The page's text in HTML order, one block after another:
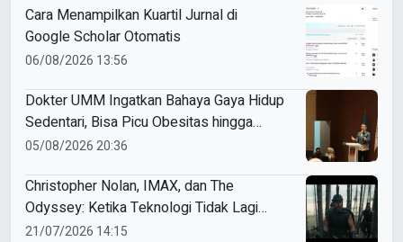
Cara Menampilkan Kuartil Jurnal di
Google Scholar Otomatis
06/08/2026 13:56
Dokter UMM Ingatkan Bahaya Gaya Hidup
Sedentari, Bisa Picu Obesitas hingga
Hipertensi
05/08/2026 20:36
Christopher Nolan, IMAX, dan The
Odyssey: Ketika Teknologi Tidak Lagi
Sekadar Alat
21/07/2026 14:15